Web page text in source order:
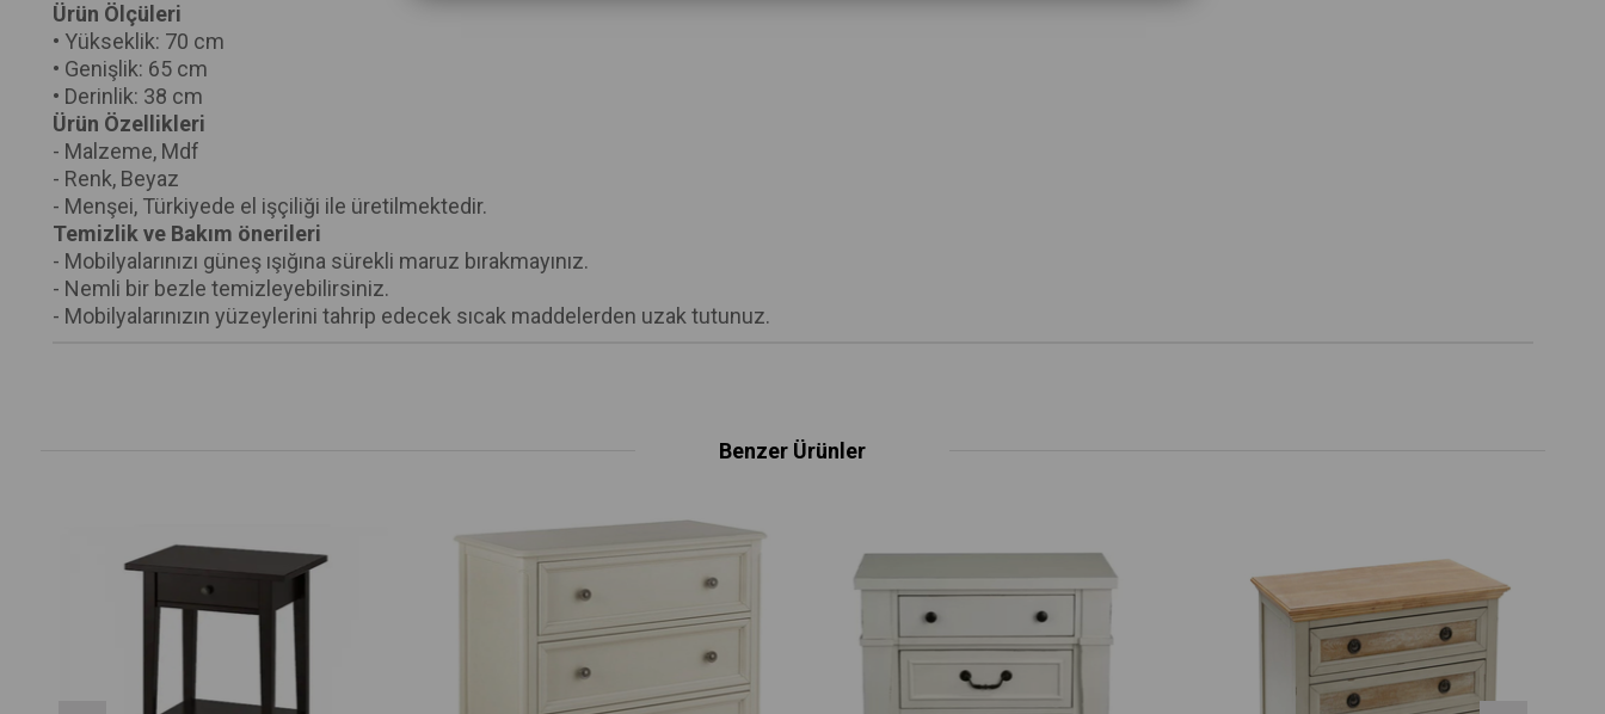
Ürün Ölçüleri
• Yükseklik: 70 cm
• Genişlik: 65 cm
• Derinlik: 38 cm
Ürün Özellikleri
- Malzeme, Mdf
- Renk, Beyaz
- Menşei, Türkiyede el işçiliği ile üretilmektedir.
Temizlik ve Bakım önerileri
- Mobilyalarınızı güneş ışığına sürekli maruz bırakmayınız.
- Nemli bir bezle temizleyebilirsiniz.
- Mobilyalarınızın yüzeylerini tahrip edecek sıcak maddelerden uzak tutunuz.
Benzer Ürünler